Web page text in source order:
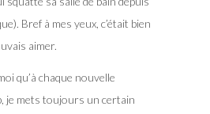
Bref à mes yeux, c’était bien
aimer.
qu’à chaque nouvelle
je mets toujours un certain